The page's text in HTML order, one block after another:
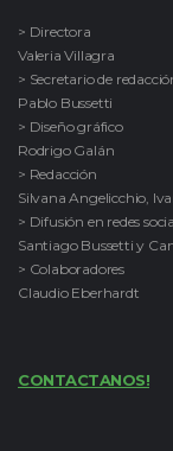
> Directora
Valeria Villagra
> Secretario de
Pablo Bussetti
> Diseño gráfico
Rodrigo Galán
> Redacción
Silvana Angelicchio,
> Difusión en redes
Santiago Bussetti y
> Colaboradores
Claudio Eberhardt
CONTACTANOS!